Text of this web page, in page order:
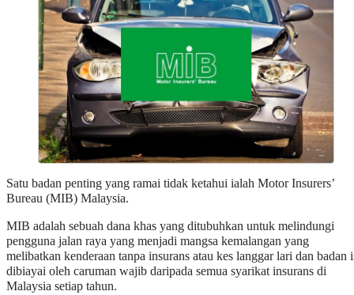
Satu badan penting yang ramai tidak ketahui ialah Motor Insurers’
Bureau (MIB) Malaysia.
MIB adalah sebuah dana khas yang ditubuhkan untuk melindungi
pengguna jalan raya yang menjadi mangsa kemalangan yang
melibatkan kenderaan tanpa insurans atau kes langgar lari dan badan
dibiayai oleh caruman wajib daripada semua syarikat insurans di
Malaysia setiap tahun.